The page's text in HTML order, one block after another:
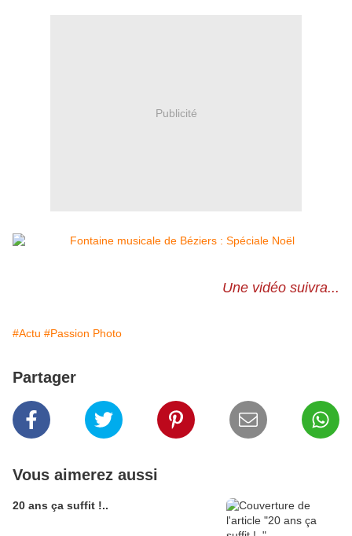
Publicité
Une vidéo suivra...
#Actu #Passion Photo
Partager
Vous aimerez aussi
20 ans ça suffit !..